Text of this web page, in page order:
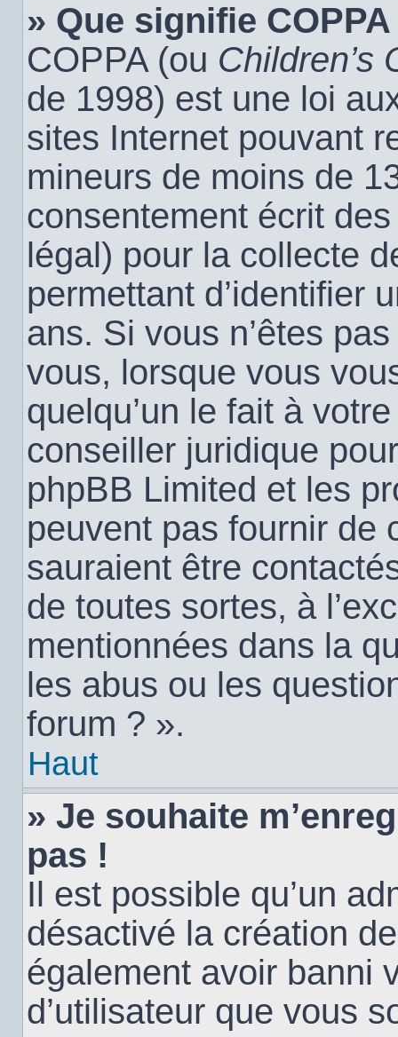
» Que signifie
COPPA (ou Children’s
de 1998) est une loi
sites Internet pouvant
mineurs de moins de
consentement écrit
légal) pour la collecte
permettant d’identifier
ans. Si vous n’êtes
vous, lorsque vous
quelqu’un le fait à
conseiller juridique
phpBB Limited et les
peuvent pas fournir de
sauraient être
de toutes sortes, à
mentionnées dans la
les abus ou les
forum ? ».
Haut
» Je souhaite
pas !
Il est possible qu’un
désactivé la création
également avoir banni
d’utilisateur que vous